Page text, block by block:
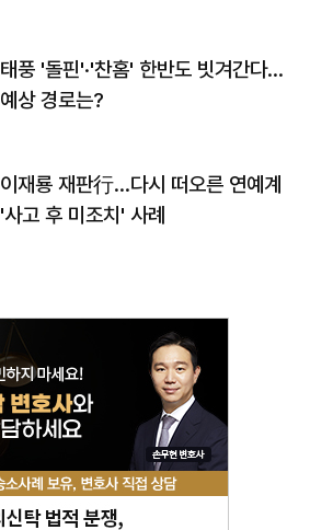
태풍 '돌핀'·'찬홈' 한반도 빗겨간다…
예상 경로는?
이재룡 재판行…다시 떠오른 연예계
'사고 후 미조치' 사례